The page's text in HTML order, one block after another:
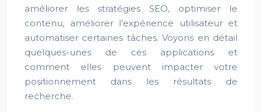
améliorer les stratégies SEO, optimiser le
contenu, améliorer l’expérience utilisateur et
automatiser certaines tâches. Voyons en détail
quelques-unes de ces applications et
comment elles peuvent impacter votre
positionnement dans les résultats de
recherche.